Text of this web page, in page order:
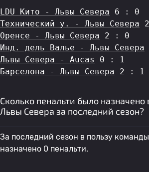
LDU Кито - Львы Севера 6 : 0
Технический у. - Львы Севера
Оренсе - Львы Севера 2 : 0
Инд. дель Валье - Львы Севера
Львы Севера - Aucas
0 : 1
Барселона - Львы Севера 2 : 1
Сколько пенальти было назначено
Львы Севера за последний сезон?
За последний сезон в пользу
назначено 0 пенальти.